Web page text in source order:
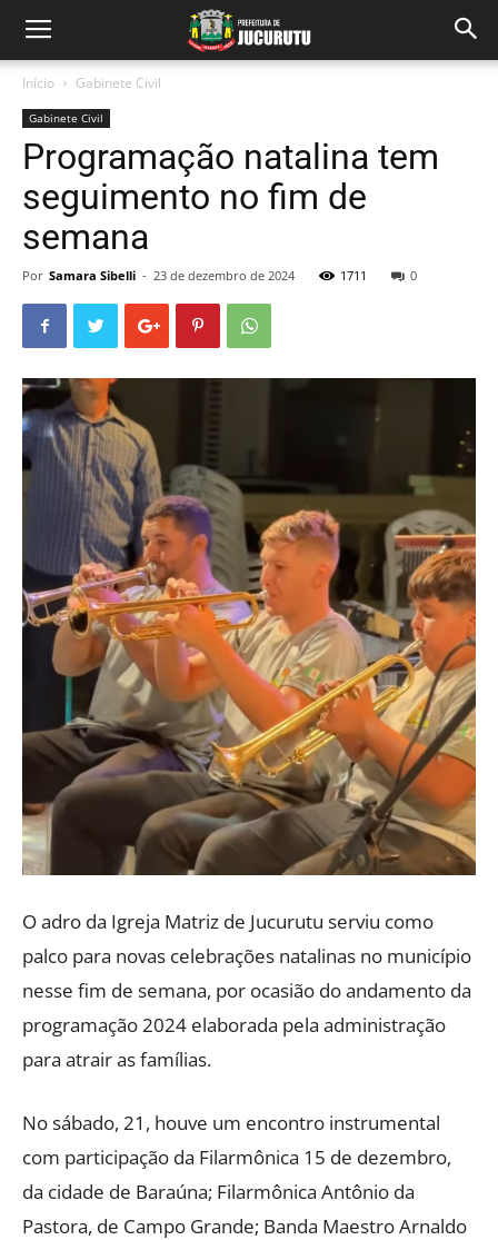
Início Gabinete Civil
Gabinete Civil
Programação natalina tem
seguimento no fim de
semana
Por Samara Sibelli - 23 de dezembro de 2024 1711 0
O adro da Igreja Matriz de Jucurutu serviu como
palco para novas celebrações natalinas no município
nesse fim de semana, por ocasião do andamento da
programação 2024 elaborada pela administração
para atrair as famílias.
No sábado, 21, houve um encontro instrumental
com participação da Filarmônica 15 de dezembro,
da cidade de Baraúna; Filarmônica Antônio da
Pastora, de Campo Grande; Banda Maestro Arnaldo